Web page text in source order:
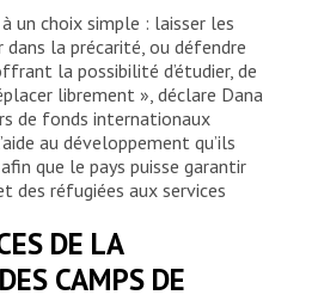
sage-femme travaillant
réfugié·e·s font face à de
ce qu’ils nous
sont au moins à l’aise ici
des services comme
des soins médicaux, qui
for MSF
un choix simple : laisser les
dans la précarité, ou défendre
la possibilité d’étudier, de
librement », déclare Dana
de fonds internationaux
au développement qu’ils
que le pays puisse garantir
des réfugiées aux services
DE LA
CAMPS DE